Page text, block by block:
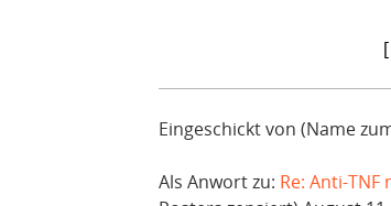
Eingeschickt von (Name
Als Anwort zu: Re: Anti-TNF